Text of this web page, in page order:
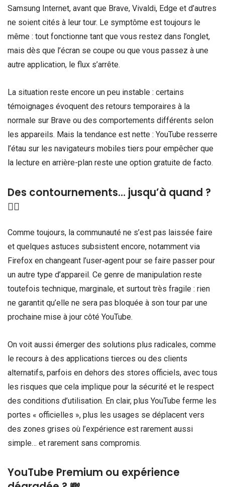
Samsung Internet, avant que Brave, Vivaldi, Edge et d’autres
ne soient cités à leur tour. Le symptôme est toujours le
même : tout fonctionne tant que vous restez dans l’onglet,
mais dès que l’écran se coupe ou que vous passez à une
autre application, le flux s’arrête.
La situation reste encore un peu instable : certains
témoignages évoquent des retours temporaires à la
normale sur Brave ou des comportements différents selon
les appareils. Mais la tendance est nette : YouTube resserre
l’étau sur les navigateurs mobiles tiers pour empêcher que
la lecture en arrière-plan reste une option gratuite de facto.
Des contournements… jusqu’à quand ?
🕵🏾
Comme toujours, la communauté ne s’est pas laissée faire
et quelques astuces subsistent encore, notamment via
Firefox en changeant l’user‑agent pour se faire passer pour
un autre type d’appareil. Ce genre de manipulation reste
toutefois technique, marginale, et surtout très fragile : rien
ne garantit qu’elle ne sera pas bloquée à son tour par une
prochaine mise à jour côté YouTube.
On voit aussi émerger des solutions plus radicales, comme
le recours à des applications tierces ou des clients
alternatifs, parfois en dehors des stores officiels, avec tous
les risques que cela implique pour la sécurité et le respect
des conditions d’utilisation. En clair, plus YouTube ferme les
portes « officielles », plus les usages se déplacent vers
des zones grises où l’expérience est rarement aussi
simple… et rarement sans compromis.
YouTube Premium ou expérience